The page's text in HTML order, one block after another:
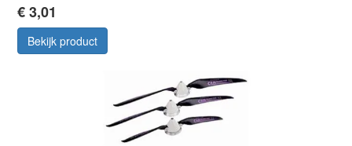
€ 3,01
Bekijk product